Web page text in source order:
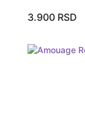
3.900 RSD